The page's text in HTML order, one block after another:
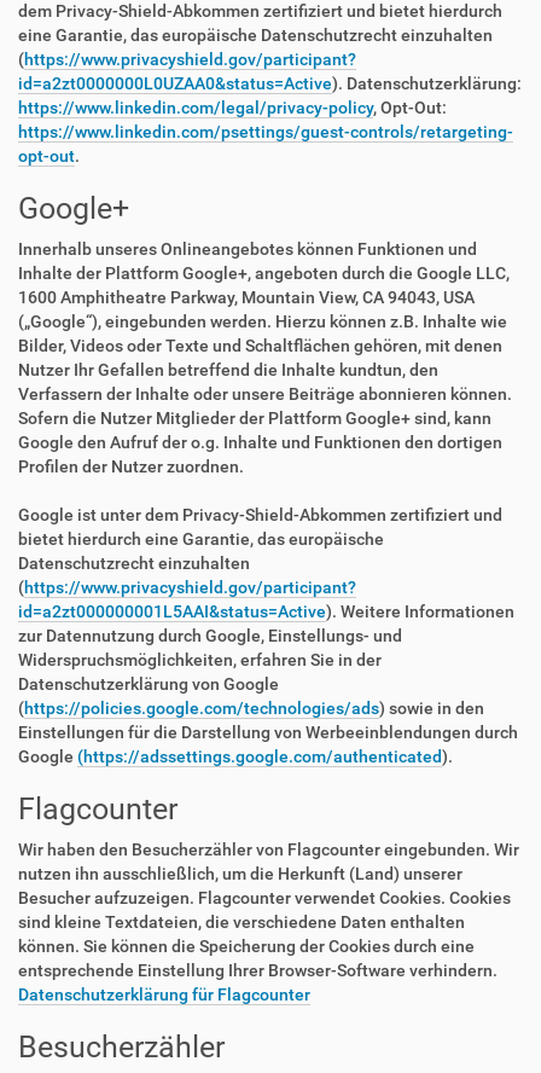
dem Privacy-Shield-Abkommen zertifiziert und bietet hierdurch
eine Garantie, das europäische Datenschutzrecht einzuhalten
(https://www.privacyshield.gov/participant?
id=a2zt0000000L0UZAA0&status=Active). Datenschutzerklärung:
https://www.linkedin.com/legal/privacy-policy, Opt-Out:
https://www.linkedin.com/psettings/guest-controls/retargeting-
opt-out.
Google+
Innerhalb unseres Onlineangebotes können Funktionen und
Inhalte der Plattform Google+, angeboten durch die Google LLC,
1600 Amphitheatre Parkway, Mountain View, CA 94043, USA
(„Google“), eingebunden werden. Hierzu können z.B. Inhalte wie
Bilder, Videos oder Texte und Schaltflächen gehören, mit denen
Nutzer Ihr Gefallen betreffend die Inhalte kundtun, den
Verfassern der Inhalte oder unsere Beiträge abonnieren können.
Sofern die Nutzer Mitglieder der Plattform Google+ sind, kann
Google den Aufruf der o.g. Inhalte und Funktionen den dortigen
Profilen der Nutzer zuordnen.
Google ist unter dem Privacy-Shield-Abkommen zertifiziert und
bietet hierdurch eine Garantie, das europäische
Datenschutzrecht einzuhalten
(https://www.privacyshield.gov/participant?
id=a2zt000000001L5AAI&status=Active). Weitere Informationen
zur Datennutzung durch Google, Einstellungs- und
Widerspruchsmöglichkeiten, erfahren Sie in der
Datenschutzerklärung von Google
(https://policies.google.com/technologies/ads) sowie in den
Einstellungen für die Darstellung von Werbeeinblendungen durch
Google (https://adssettings.google.com/authenticated).
Flagcounter
Wir haben den Besucherzähler von Flagcounter eingebunden. Wir
nutzen ihn ausschließlich, um die Herkunft (Land) unserer
Besucher aufzuzeigen. Flagcounter verwendet Cookies. Cookies
sind kleine Textdateien, die verschiedene Daten enthalten
können. Sie können die Speicherung der Cookies durch eine
entsprechende Einstellung Ihrer Browser-Software verhindern.
Datenschutzerklärung für Flagcounter
Besucherzähler